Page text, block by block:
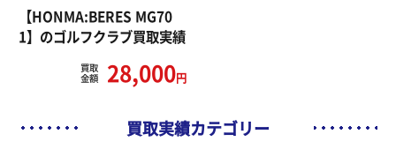
【HONMA:BERES MG70
1】のゴルフクラブ買取実績
買取
金額
28,000円
買取実績カテゴリー